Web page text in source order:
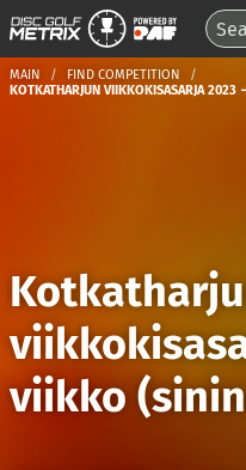
MAIN
FIND COMPETITION
KOTKATHARJUN VIIKKOKISASARJA
viikko